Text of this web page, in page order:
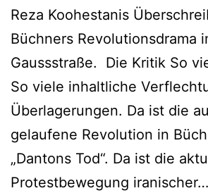
Reza Koohestanis
Büchners Revolutionsdrama
Gaussstraße. Die Kritik So
So viele inhaltliche
Überlagerungen. Da ist die
gelaufene Revolution in
„Dantons Tod“. Da ist die
Protestbewegung iranischer…